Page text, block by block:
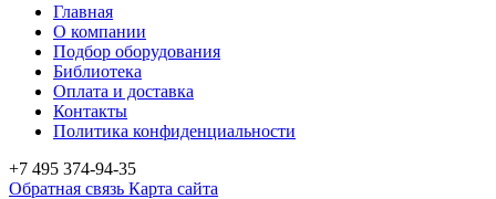
Главная
О компании
Подбор оборудования
Библиотека
Оплата и доставка
Контакты
Политика конфиденциальности
+7 495 374-94-35
Обратная связь Карта сайта